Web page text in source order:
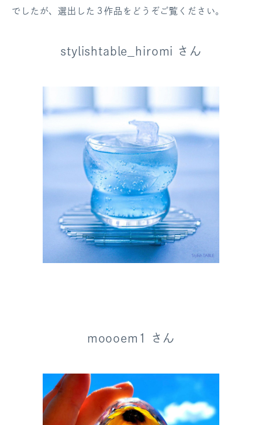
でしたが、選出した３作品をどうぞご覧ください。
stylishtable_hiromi さん
moooem1 さん